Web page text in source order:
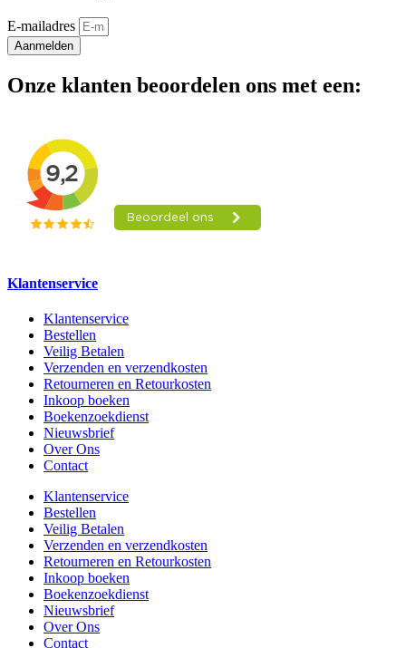
E-mailadres
Aanmelden
Onze klanten beoordelen ons met een:
Klantenservice
Klantenservice
Bestellen
Veilig Betalen
Verzenden en verzendkosten
Retourneren en Retourkosten
Inkoop boeken
Boekenzoekdienst
Nieuwsbrief
Over Ons
Contact
Klantenservice
Bestellen
Veilig Betalen
Verzenden en verzendkosten
Retourneren en Retourkosten
Inkoop boeken
Boekenzoekdienst
Nieuwsbrief
Over Ons
Contact